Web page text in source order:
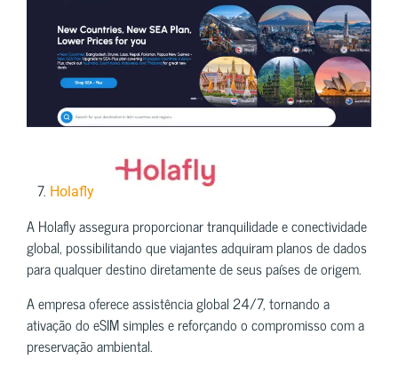
7. Holafly
A Holafly assegura proporcionar tranquilidade e conectividade
global, possibilitando que viajantes adquiram planos de dados
para qualquer destino diretamente de seus países de origem.
A empresa oferece assistência global 24/7, tornando a
ativação do eSIM simples e reforçando o compromisso com a
preservação ambiental.